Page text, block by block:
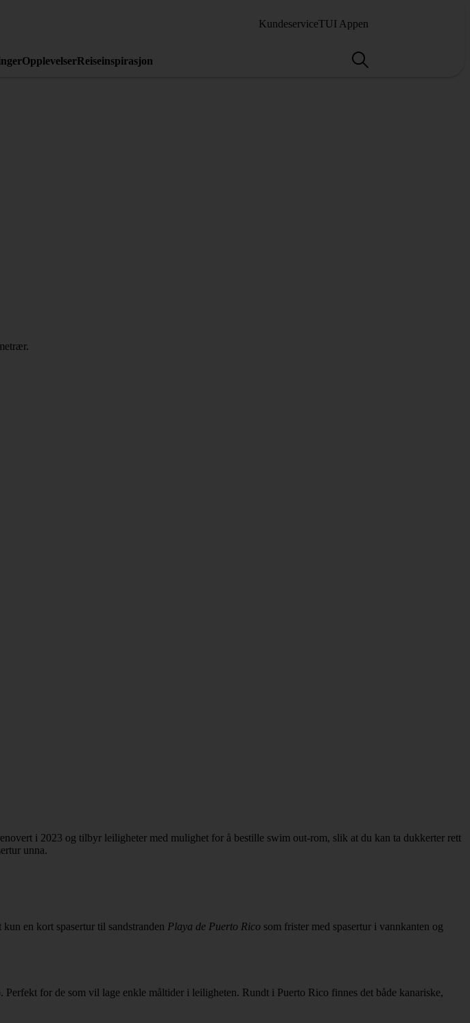
KundeserviceTUI Appen
OpplevelserReiseinspirasjon
i 2023 og tilbyr leiligheter med mulighet for å bestille swim out-rom, slik at du kan ta dukkerter rett
unna.
en kort spasertur til sandstranden Playa de Puerto Rico som frister med spasertur i vannkanten og
for de som vil lage enkle måltider i leiligheten. Rundt i Puerto Rico finnes det både kanariske,